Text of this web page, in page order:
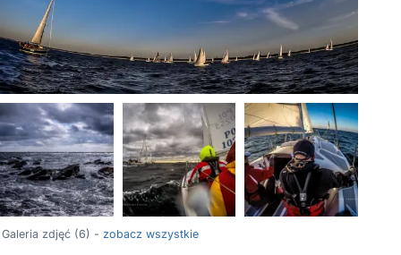
Galeria zdjęć (6) - zobacz wszystkie